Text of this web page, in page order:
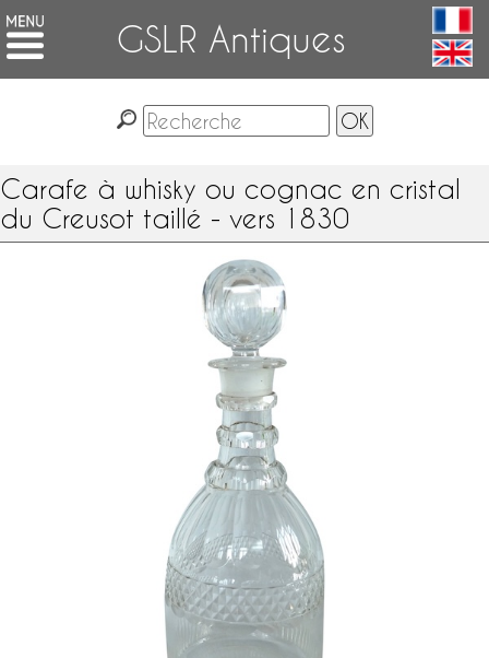
GSLR Antiques
Carafe à whisky ou cognac en cristal
du Creusot taillé - vers 1830